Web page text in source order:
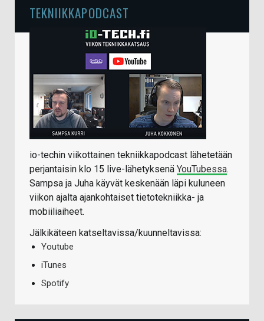
TEKNIIKKAPODCAST
io-techin viikottainen tekniikkapodcast lähetetään
perjantaisin klo 15 live-lähetyksenä YouTubessa.
Sampsa ja Juha käyvät keskenään läpi kuluneen
viikon ajalta ajankohtaiset tietotekniikka- ja
mobiiliaiheet.
Jälkikäteen katseltavissa/kuunneltavissa:
Youtube
iTunes
Spotify